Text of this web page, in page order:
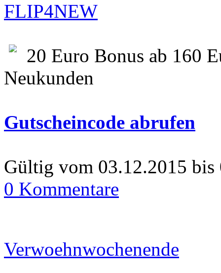
FLIP4NEW
20 Euro Bonus ab 160
Neukunden
Gutscheincode abrufen
Gültig vom 03.12.2015 bis
0 Kommentare
Verwoehnwochenende